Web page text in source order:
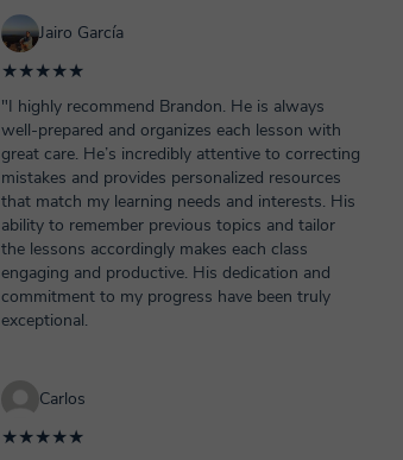
Jairo García
★★★★★
"I highly recommend Brandon. He is always
well-prepared and organizes each lesson with
great care. He’s incredibly attentive to correcting
mistakes and provides personalized resources
that match my learning needs and interests. His
ability to remember previous topics and tailor
the lessons accordingly makes each class
engaging and productive. His dedication and
commitment to my progress have been truly
exceptional.
Carlos
★★★★★